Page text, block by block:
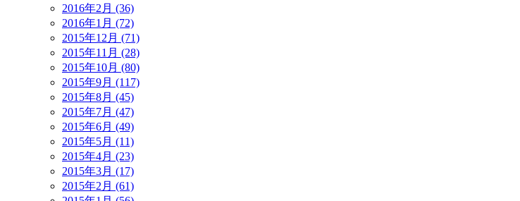
2016年2月 (36)
2016年1月 (72)
2015年12月 (71)
2015年11月 (28)
2015年10月 (80)
2015年9月 (117)
2015年8月 (45)
2015年7月 (47)
2015年6月 (49)
2015年5月 (11)
2015年4月 (23)
2015年3月 (17)
2015年2月 (61)